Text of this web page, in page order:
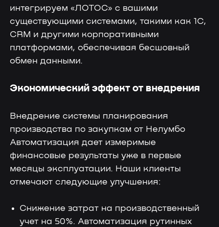
интегрируем «ЛОТОС» с вашими
существующими системами, такими как 1С,
CRM и другими корпоративными
платформами, обеспечивая бесшовный
обмен данными.
Экономический эффект от внедрения
Внедрение системы планирования
производства по закупкам от Нелумбо
Автоматизация дает измеримые
финансовые результаты уже в первые
месяцы эксплуатации. Наши клиенты
отмечают следующие улучшения:
Снижение затрат на производственный
учет на 50%. Автоматизация рутинных
производственных
Снижение затрат
на производственный
Поддержка от экспертов
Консультация
Чтобы рассчитать окупаемость
и встроить «Лотос» в бизнес